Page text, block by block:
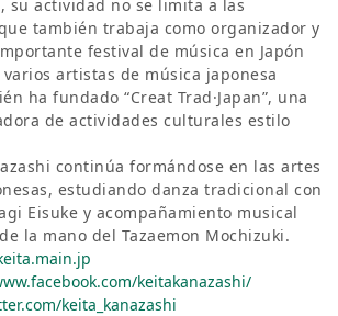
su actividad no se limita a las
también trabaja como organizador y
festival de música en Japón
artistas de música japonesa
ha fundado “Creat Trad·Japan”, una
de actividades culturales estilo
continúa formándose en las artes
estudiando danza tradicional con
Eisuke y acompañamiento musical
la mano del Tazaemon Mochizuki.
keitakanazashi/
keita_kanazashi